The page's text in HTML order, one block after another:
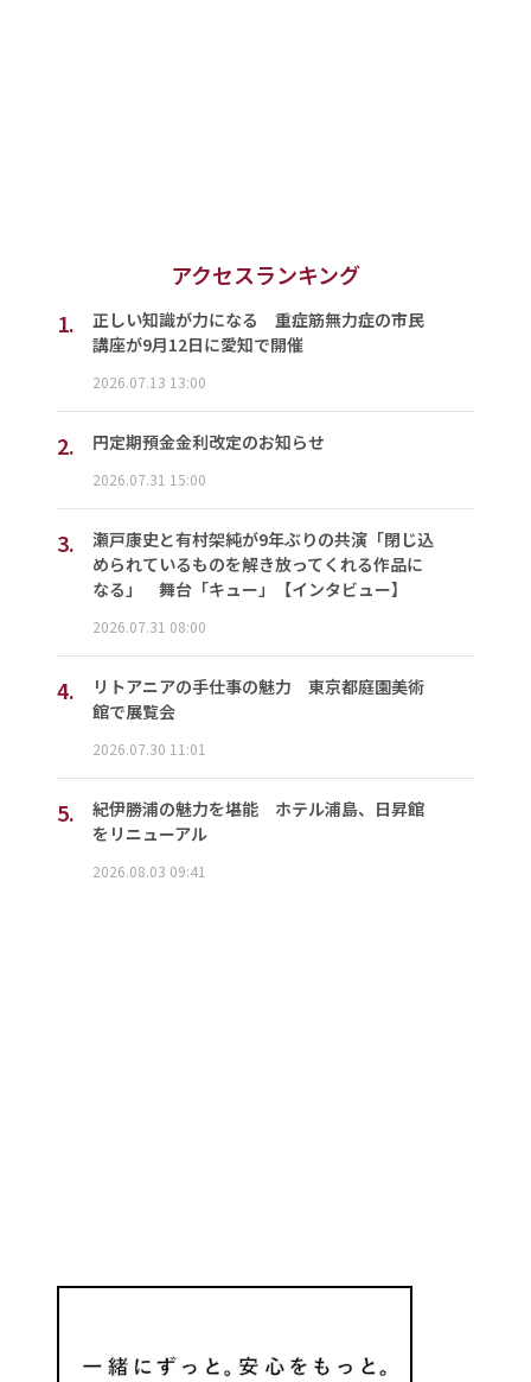
アクセスランキング
1.
正しい知識が力になる 重症筋無力症の市民
講座が9月12日に愛知で開催
2026.07.13 13:00
2. 円定期預金金利改定のお知らせ
2026.07.31 15:00
3.
瀬戸康史と有村架純が9年ぶりの共演「閉じ込
められているものを解き放ってくれる作品に
なる」 舞台「キュー」【インタビュー】
2026.07.31 08:00
4.
リトアニアの手仕事の魅力 東京都庭園美術
館で展覧会
2026.07.30 11:01
5.
紀伊勝浦の魅力を堪能 ホテル浦島、日昇館
をリニューアル
2026.08.03 09:41